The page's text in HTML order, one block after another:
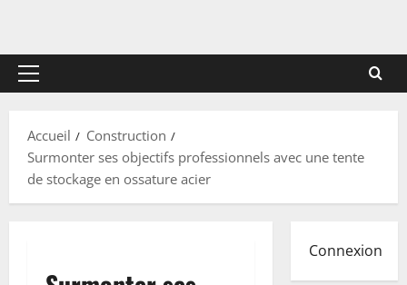
Menu
Accueil
Construction
Surmonter ses objectifs professionnels avec une tente
de stockage en ossature acier
Connexion